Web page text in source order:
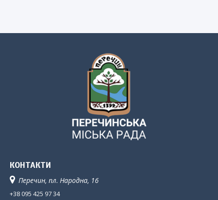
КОНТАКТИ
Перечин, пл. Народна, 16
+38 095 425 97 34